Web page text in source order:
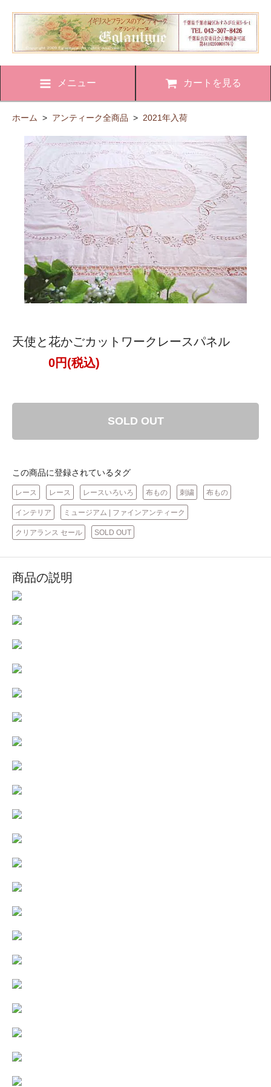
メニュー カートを見る
ホーム > アンティーク全商品 > 2021年入荷
天使と花かごカットワークレースパネル
0円(税込)
SOLD OUT
この商品に登録されているタグ
レース レース レースいろいろ 布もの 刺繍 布もの
インテリア ミュージアム | ファインアンティーク
クリアランス セール SOLD OUT
商品の説明